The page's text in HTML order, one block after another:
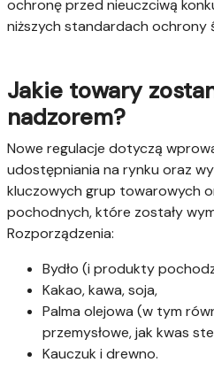
ochronę przed nieuczciwą
niższych standardach ochrony
Jakie towary
nadzorem?
Nowe regulacje dotyczą
udostępniania na rynku oraz
kluczowych grup towarowych
pochodnych, które zostały
Rozporządzenia:
Bydło (i produkty
Kakao, kawa, soja,
Palma olejowa (w tym
przemysłowe, jak kwas
Kauczuk i drewno.